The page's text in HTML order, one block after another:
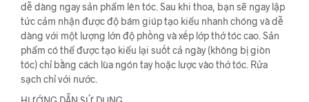
dễ dàng ngay sản phẩm lên tóc. Sau khi thoa, bạn sẽ ngay lập
tức cảm nhận được độ bám giúp tạo kiểu nhanh chóng và dễ
dàng với một lượng lớn độ phồng và xếp lớp thớ tóc cao. Sản
phẩm có thể được tạo kiểu lại suốt cả ngày (không bị giòn
tóc) chỉ bằng cách lùa ngón tay hoặc lược vào thớ tóc. Rửa
sạch chỉ với nước.